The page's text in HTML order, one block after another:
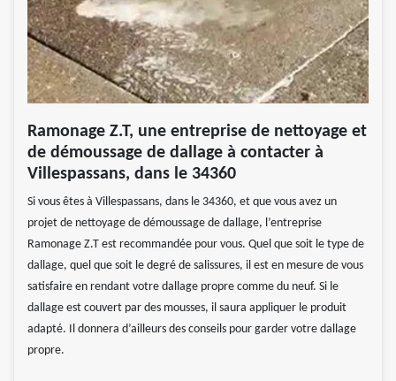
Ramonage Z.T, une entreprise de nettoyage et
de démoussage de dallage à contacter à
Villespassans, dans le 34360
Si vous êtes à Villespassans, dans le 34360, et que vous avez un
projet de nettoyage de démoussage de dallage, l’entreprise
Ramonage Z.T est recommandée pour vous. Quel que soit le type de
dallage, quel que soit le degré de salissures, il est en mesure de vous
satisfaire en rendant votre dallage propre comme du neuf. Si le
dallage est couvert par des mousses, il saura appliquer le produit
adapté. Il donnera d’ailleurs des conseils pour garder votre dallage
propre.